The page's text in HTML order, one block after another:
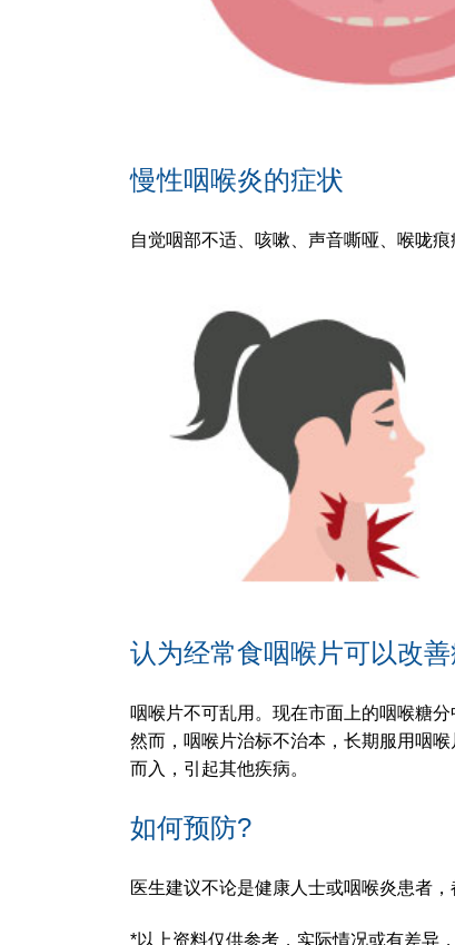
慢性咽喉炎的症状
自觉咽部不适、咳嗽、声音嘶哑、喉咙
认为经常食咽喉片可以改
咽喉片不可乱用。现在市面上的咽喉糖
然而，咽喉片治标不治本，长期服用咽
而入，引起其他疾病。
如何预防?
医生建议不论是健康人士或咽喉炎患者
*以上资料仅供参考，实际情况或有差异